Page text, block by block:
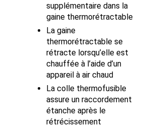
supplémentaire dans la
gaine thermorétractable
La gaine
thermorétractable se
rétracte lorsqu’elle est
chauffée à l’aide d’un
appareil à air chaud
La colle thermofusible
assure un raccordement
étanche après le
rétrécissement